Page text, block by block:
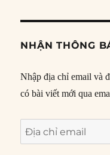
NHẬN THÔNG
Nhập địa chỉ email và
có bài viết mới qua
Địa
chỉ